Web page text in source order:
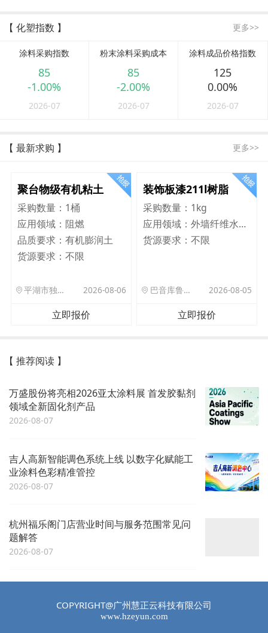
【 化塑指数 】 更多>>
涂料采购指数
85
-1.00%
2026-07
粉末涂料采购成本
85
-2.00%
2026-07
涂料成品价格指数
125
0.00%
2026-07
【 最新求购 】 更多>>
聚台物级有机粘土
采购数量： 1桶
应用领域： 阻燃
品质要求： 有机膨润土
货源要求： 不限
平湖市独山港镇集港路 589 号 2026-08-06
立即报价
装饰板漆211l树脂
采购数量： 1kg
应用领域：
外墙纤维水泥板
货源要求：不限
巴音库鲁提镇,托帕口岸六号库房 2026-08-05
立即报价
【 推荐阅读 】
万盛股份将亮相2026亚太涂料展 首发胶黏剂
领域全新固化剂产品
2026-08-07
吉人高新智能调色系统上线 以数字化赋能工
业涂料色彩精准管控
2026-08-07
杭州福乐阁门店营业时间与服务范围常见问
题解答
2026-08-07
COPYRIGHT@广州慧正云科技有限公司
www.hzeyun.com